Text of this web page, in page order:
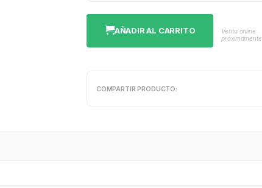
AÑADIR AL CARRITO
Venta online
próximamente
COMPARTIR PRODUCTO: